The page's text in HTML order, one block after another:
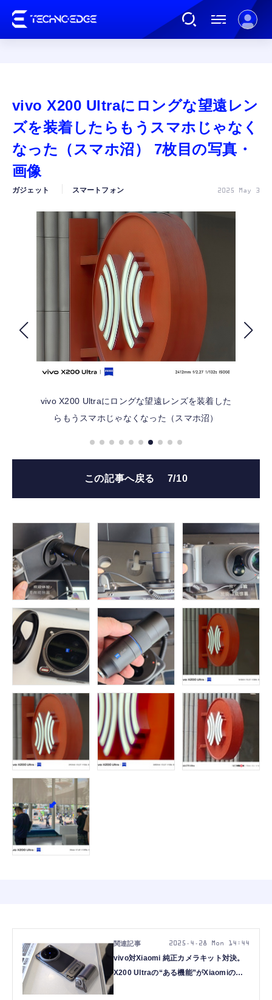
AI
ガジェット
ゲーム
カルチャー
公式ストア
FOLLOW US
vivo X200 Ultraにロングな望遠レン
ズを装着したらもうスマホじゃなく
なった（スマホ沼） 7枚目の写真・
画像
ガジェット スマートフォン 2025 May 3
vivo X200 Ultraにロングな望遠レンズを装着した
らもうスマホじゃなくなった（スマホ沼）
この記事へ戻る 7/10
vivo対Xiaomi 純正カメラキット対決。
X200 Ultraの“ある機能”がXiaomiの次
2025.4.28 Mon 14:44